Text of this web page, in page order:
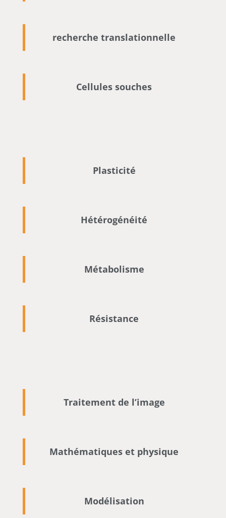
recherche translationnelle
Cellules souches
Plasticité
Hétérogénéité
Métabolisme
Résistance
Traitement de l’image
Mathématiques et physique
Modélisation